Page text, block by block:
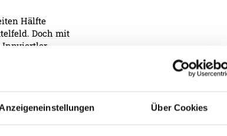
Anzeigeneinstellungen Über Cookies
Hälfte
Doch mit
Innviertler
zweiten Hälfte
Stunde hätte